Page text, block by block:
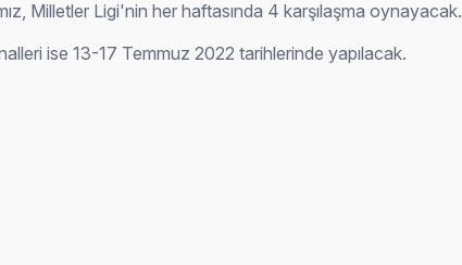
Milletler Ligi'nin her haftasında 4 karşılaşma oynayacak.
ise 13-17 Temmuz 2022 tarihlerinde yapılacak.